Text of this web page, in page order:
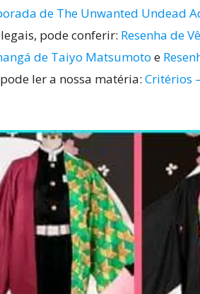
de The Unwanted Undead
pode conferir: Resenha de
de Taiyo Matsumoto e
ler a nossa matéria: Critérios